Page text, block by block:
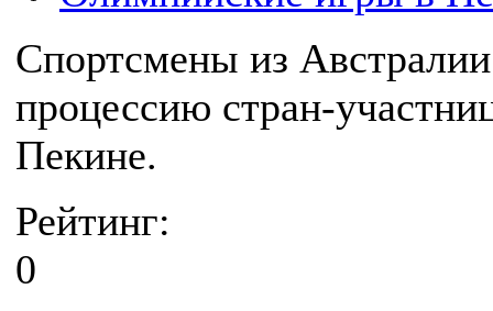
Спортсмены из
процессию стран-
Пекине.
Рейтинг:
0